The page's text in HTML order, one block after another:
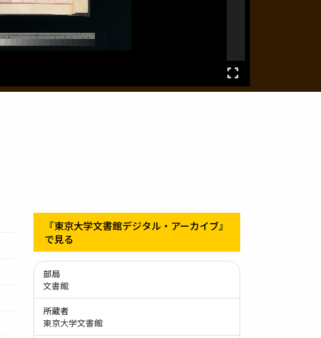
『東京大学文書館デジタル・アーカイブ』
で見る
部局
文書館
所蔵者
東京大学文書館